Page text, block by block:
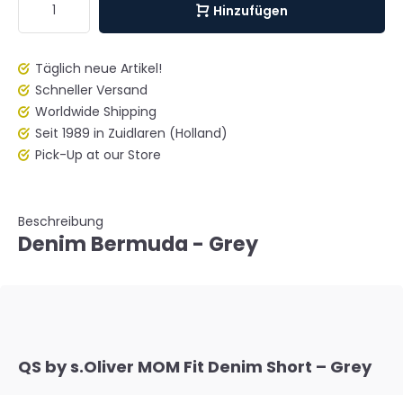
Hinzufügen
Täglich neue Artikel!
Schneller Versand
Worldwide Shipping
Seit 1989 in Zuidlaren (Holland)
Pick-Up at our Store
Beschreibung
Denim Bermuda - Grey
QS by s.Oliver MOM Fit Denim Short – Grey